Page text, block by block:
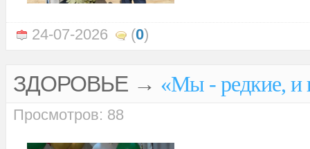
24-07-2026 (0)
ЗДОРОВЬЕ→ «Мы - редкие, и
Просмотров: 88